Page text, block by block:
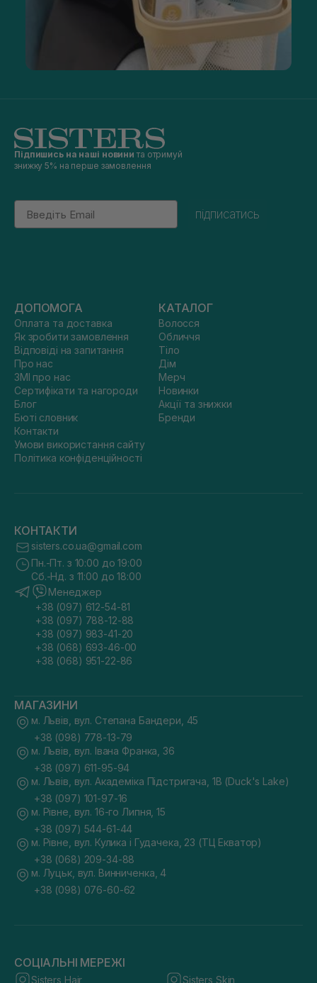
Підпишись на наші новини та отримуй
знижку 5% на перше замовлення
Email
підписатись
ДОПОМОГА
Оплата та доставка
Як зробити замовлення
Відповіді на запитання
Про нас
ЗМІ про нас
Сертифікати та нагороди
Блог
Бюті словник
Контакти
Умови використання сайту
Політика конфіденційності
КАТАЛОГ
Волосся
Обличчя
Тіло
Дім
Мерч
Новинки
Акції та знижки
Бренди
КОНТАКТИ
sisters.co.ua@gmail.com
Пн.-Пт. з 10:00 до 19:00
Сб.-Нд. з 11:00 до 18:00
Менеджер
+38 (097) 612-54-81
+38 (097) 788-12-88
+38 (097) 983-41-20
+38 (068) 693-46-00
+38 (068) 951-22-86
МАГАЗИНИ
м. Львів, вул. Степана Бандери, 45
+38 (098) 778-13-79
м. Львів, вул. Івана Франка, 36
+38 (097) 611-95-94
м. Львів, вул. Академіка Підстригача, 1В (Duck's Lake)
+38 (097) 101-97-16
м. Рівне, вул. 16-го Липня, 15
+38 (097) 544-61-44
м. Рівне, вул. Кулика і Гудачека, 23 (ТЦ Екватор)
+38 (068) 209-34-88
м. Луцьк, вул. Винниченка, 4
+38 (098) 076-60-62
СОЦІАЛЬНІ МЕРЕЖІ
Sisters Hair Sisters Skin